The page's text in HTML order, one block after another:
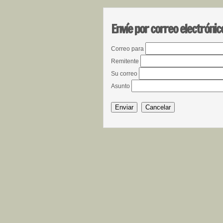
Envíe por correo
Correo para
Remitente
Su correo
Asunto
Enviar Cancelar